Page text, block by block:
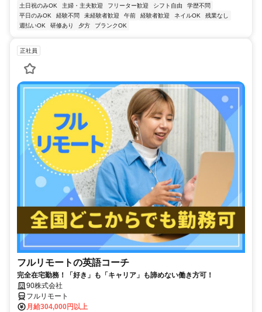
土日祝のみOK
主婦・主夫歓迎 フリーター歓迎 シフト自由
学歴不問
平日のみOK
経験不問 未経験者歓迎 午前 経験者歓迎 ネイルOK
残業なし
週払いOK
研修あり 夕方 ブランクOK
正社員
フルリモートの英語コーチ
完全在宅勤務！「好き」も「キャリア」も諦めない働き方可！
90株式会社
フルリモート
月給304,000円以上